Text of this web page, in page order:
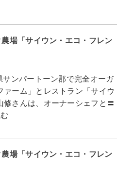
場「サイウン・エコ・フレン
ンパートーン郡で完全オーガ
ーム」とレストラン「サイウ
さんは、オーナーシェフと〓
場「サイウン・エコ・フレン